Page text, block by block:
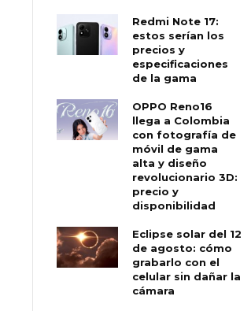
Redmi Note 17:
estos serían los
precios y
especificaciones
de la gama
OPPO Reno16
llega a Colombia
con fotografía de
móvil de gama
alta y diseño
revolucionario 3D:
precio y
disponibilidad
Eclipse solar del 12
de agosto: cómo
grabarlo con el
celular sin dañar la
cámara